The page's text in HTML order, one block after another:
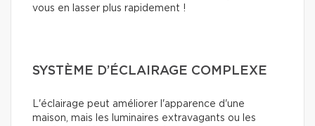
vous en lasser plus rapidement !
SYSTÈME D’ÉCLAIRAGE COMPLEXE
L'éclairage peut améliorer l'apparence d'une
maison, mais les luminaires extravagants ou les